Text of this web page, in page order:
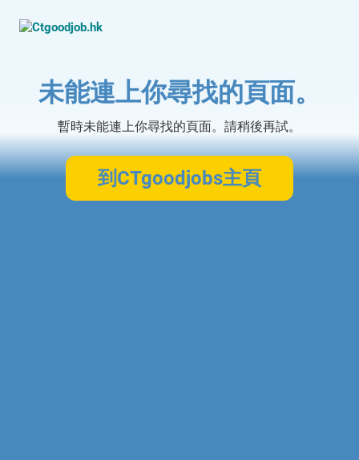
未能連上你尋找的頁面。
暫時未能連上你尋找的頁面。請稍後再試。
到CTgoodjobs主頁